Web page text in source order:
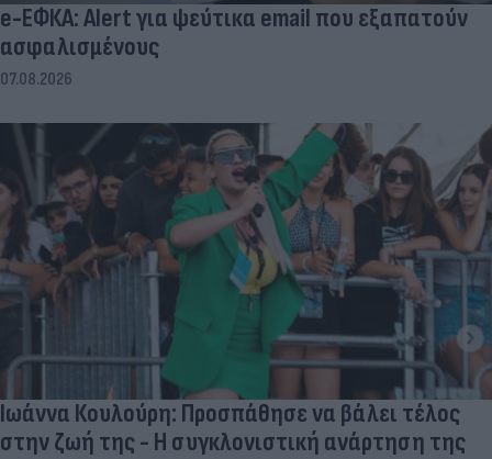
e-ΕΦΚΑ: Alert για ψεύτικα email που εξαπατούν
ασφαλισμένους
07.08.2026
Ιωάννα Κουλούρη: Προσπάθησε να βάλει τέλος
στην ζωή της - Η συγκλονιστική ανάρτηση της